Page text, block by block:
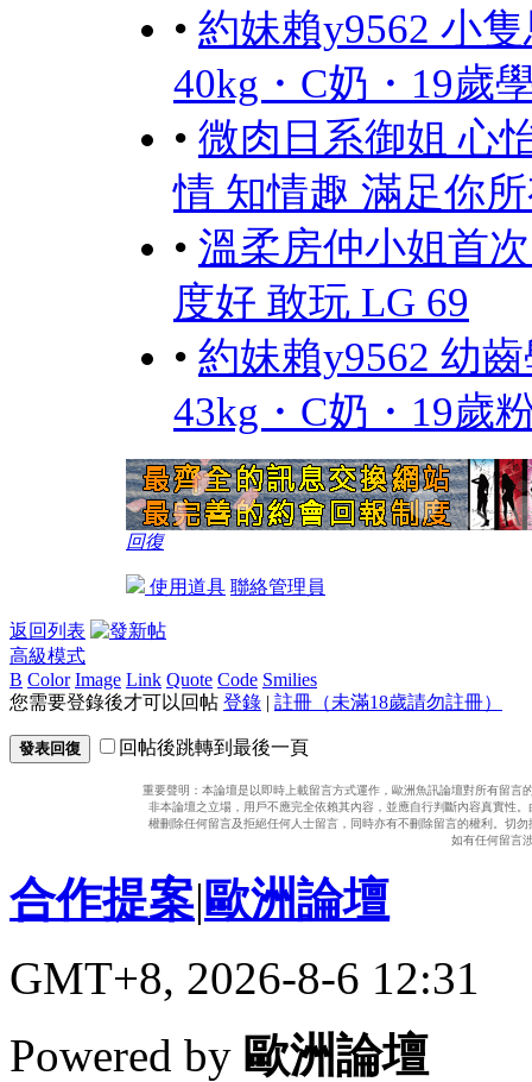
• 約妹賴y9562 小
40kg・C奶・19歲
• 微肉日系御姐 心
情 知情趣 滿足你
• 溫柔房仲小姐首
度好 敢玩 LG 69
• 約妹賴y9562 幼
43kg・C奶・19歲
回復
使用道具 聯絡管理員
返回列表
高級模式
B Color Image Link Quote Code Smilies
您需要登錄後才可以回帖 登錄 | 註冊（未滿18歲請勿註冊）
發表回復 回帖後跳轉到最後一頁
重要聲明：本論壇是以即時上載留言方式運作，歐洲魚訊論壇對所有留
非本論壇之立場，用戶不應完全依賴其內容，並應自行判斷內容真實性
權刪除任何留言及拒絕任何人士留言，同時亦有不刪除留言的權利。切
如有任何留言
合作提案|歐洲論壇
GMT+8, 2026-8-6 12:31
Powered by 歐洲論壇